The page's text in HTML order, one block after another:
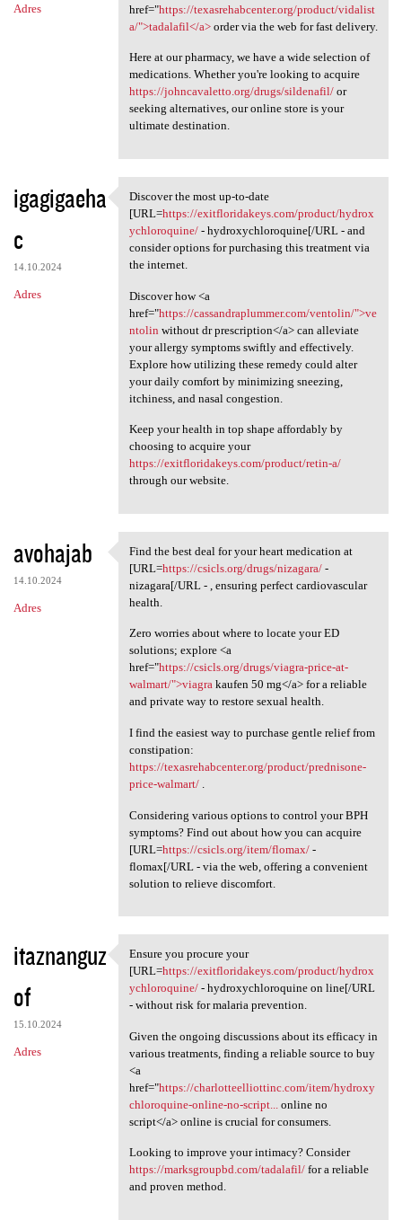
Adres
href="https://texasrehabcenter.org/product/vidalist
a/">tadalafil</a>order via the web for fast delivery.
Here at our pharmacy, we have a wide selection of
medications. Whether you're looking to acquire
https://johncavaletto.org/drugs/sildenafil/or
seeking alternatives, our online store is your
ultimate destination.
igagigaeha
c
14.10.2024
Adres
Discover the most up-to-date
Discover the most up-to-date
[URL=https://exitfloridakeys.com/product/hydrox
ychloroquine/- hydroxychloroquine[/URL - and
consider options for purchasing this treatment via
the internet.
Discover how <a
href="https://cassandraplummer.com/ventolin/">ve
ntolin without dr prescription</a> can alleviate
your allergy symptoms swiftly and effectively.
Explore how utilizing these remedy could alter
your daily comfort by minimizing sneezing,
itchiness, and nasal congestion.
Keep your health in top shape affordably by
choosing to acquire your
https://exitfloridakeys.com/product/retin-a/
through our website.
avohajab
14.10.2024
Adres
Find the best deal for your
Find the best deal for your heart medication at
[URL=https://csicls.org/drugs/nizagara/-
nizagara[/URL - , ensuring perfect cardiovascular
health.
Zero worries about where to locate your ED
solutions; explore <a
href="https://csicls.org/drugs/viagra-price-at-
walmart/">viagrakaufen 50 mg</a> for a reliable
and private way to restore sexual health.
I find the easiest way to purchase gentle relief from
constipation:
https://texasrehabcenter.org/product/prednisone-
price-walmart/.
Considering various options to control your BPH
symptoms? Find out about how you can acquire
[URL=https://csicls.org/item/flomax/-
flomax[/URL - via the web, offering a convenient
solution to relieve discomfort.
itaznanguz
of
15.10.2024
Adres
Ensure you procure your [URL
Ensure you procure your
[URL=https://exitfloridakeys.com/product/hydrox
ychloroquine/- hydroxychloroquine on line[/URL
- without risk for malaria prevention.
Given the ongoing discussions about its efficacy in
various treatments, finding a reliable source to buy
<a
href="https://charlotteelliottinc.com/item/hydroxy
chloroquine-online-no-script...
online no
script</a> online is crucial for consumers.
Looking to improve your intimacy? Consider
https://marksgroupbd.com/tadalafil/for a reliable
and proven method.